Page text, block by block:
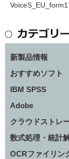
新製品情報
おすすめソフト
IBM SPSS
Adobe
クラウドストレ
数式処理・統計
OCRファイリン